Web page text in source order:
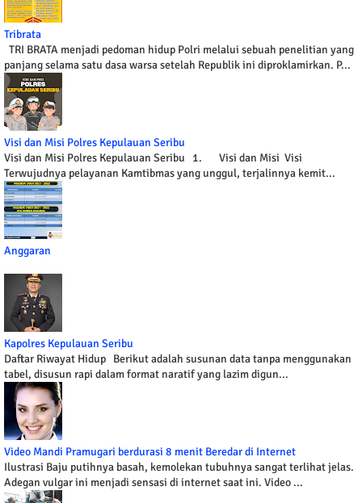
Tribrata
TRI BRATA menjadi pedoman hidup Polri melalui sebuah penelitian yang
panjang selama satu dasa warsa setelah Republik ini diproklamirkan. P...
Visi dan Misi Polres Kepulauan Seribu
Visi dan Misi Polres Kepulauan Seribu 1. Visi dan Misi Visi
Terwujudnya pelayanan Kamtibmas yang unggul, terjalinnya kemit...
Anggaran
Kapolres Kepulauan Seribu
Daftar Riwayat Hidup Berikut adalah susunan data tanpa menggunakan
tabel, disusun rapi dalam format naratif yang lazim digun...
Video Mandi Pramugari berdurasi 8 menit Beredar di Internet
Ilustrasi Baju putihnya basah, kemolekan tubuhnya sangat terlihat jelas.
Adegan vulgar ini menjadi sensasi di internet saat ini. Video ...